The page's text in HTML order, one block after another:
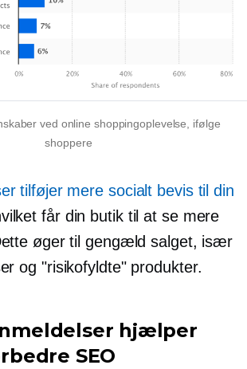
ved online shoppingoplevelse, ifølge
shoppere
tilføjer mere socialt bevis til din
får din butik til at se mere
øger til gengæld salget, især
og "risikofyldte" produkter.
hjælper
SEO